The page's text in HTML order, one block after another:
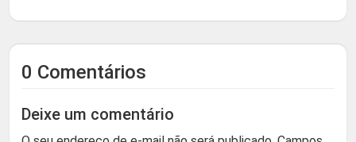
0 Comentários
Deixe um comentário